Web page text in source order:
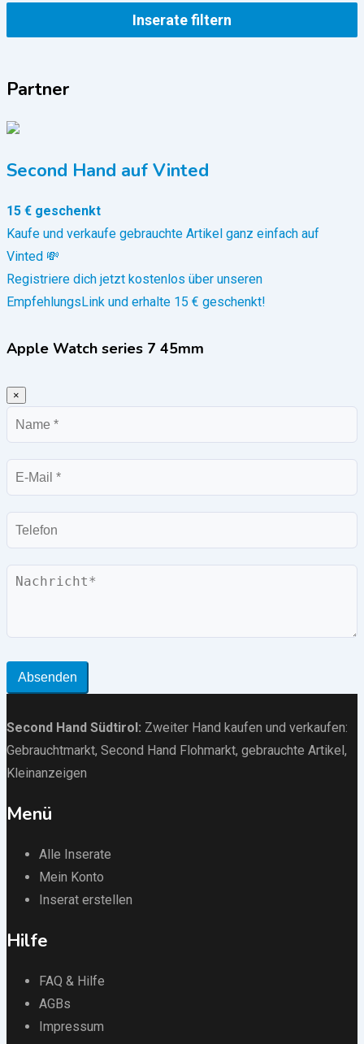
Inserate filtern
Partner
Second Hand auf Vinted
15 € geschenkt
Kaufe und verkaufe gebrauchte Artikel ganz einfach auf
Vinted 💸
Registriere dich jetzt kostenlos über unseren
EmpfehlungsLink und erhalte 15 € geschenkt!
Apple Watch series 7 45mm
×
Name
E-
Mail
Telefon
Nachricht
Absenden
Second Hand Südtirol : Zweiter Hand kaufen und verkaufen:
Gebrauchtmarkt, Second Hand Flohmarkt, gebrauchte Artikel ,
Kleinanzeigen
Menü
Alle Inserate
Mein Konto
Inserat erstellen
Hilfe
FAQ & Hilfe
AGBs
Impressum